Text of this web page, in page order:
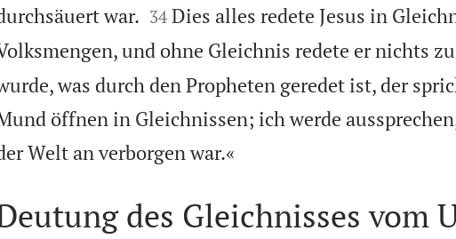
war.
34 Dies alles redete Jesus in
und ohne Gleichnis redete er nichts
was durch den Propheten geredet ist, der
öffnen in Gleichnissen; ich werde
Welt an verborgen war.«
des Gleichnisses vom